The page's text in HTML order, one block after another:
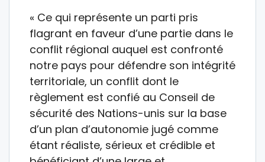
« Ce qui représente un parti pris
flagrant en faveur d’une partie dans le
conflit régional auquel est confronté
notre pays pour défendre son intégrité
territoriale, un conflit dont le
règlement est confié au Conseil de
sécurité des Nations-unis sur la base
d’un plan d’autonomie jugé comme
étant réaliste, sérieux et crédible et